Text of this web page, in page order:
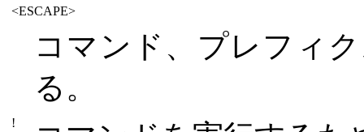
<ESCAPE>
コマンド、プレフィ
る。
!